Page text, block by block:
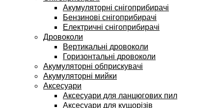
Акумуляторні снігоприбирачі
Бензинові снігоприбирачі
Електричні снігоприбирачі
Дровоколи
Вертикальні дровоколи
Горизонтальні дровоколи
Акумуляторні обприскувачі
Акумуляторні мийки
Аксесуари
Аксесуари для ланцюгових пил
Аксесуари для кущорізів